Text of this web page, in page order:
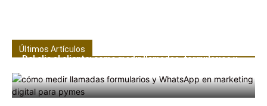
Últimos Artículos
Del clic al cliente: cómo medir llamadas, formularios y